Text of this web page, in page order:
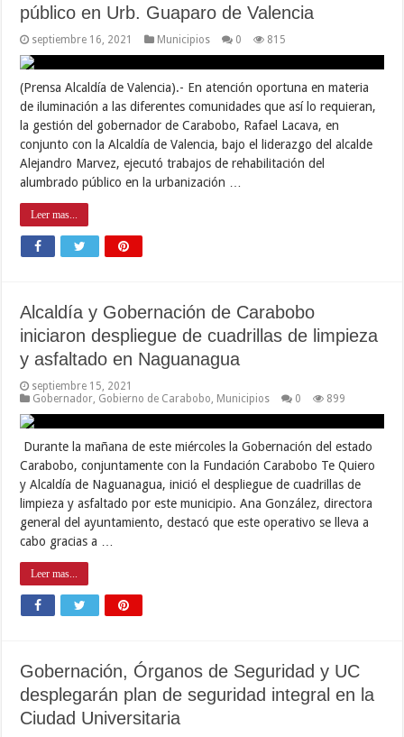
público en Urb. Guaparo de Valencia
septiembre 16, 2021 Municipios 0 815
(Prensa Alcaldía de Valencia).- En atención oportuna en materia
de iluminación a las diferentes comunidades que así lo requieran,
la gestión del gobernador de Carabobo, Rafael Lacava, en
conjunto con la Alcaldía de Valencia, bajo el liderazgo del alcalde
Alejandro Marvez, ejecutó trabajos de rehabilitación del
alumbrado público en la urbanización …
Leer mas...
Alcaldía y Gobernación de Carabobo
iniciaron despliegue de cuadrillas de limpieza
y asfaltado en Naguanagua
septiembre 15, 2021
Gobernador Gobierno de Carabobo Municipios 0 899
Durante la mañana de este miércoles la Gobernación del estado
Carabobo, conjuntamente con la Fundación Carabobo Te Quiero
y Alcaldía de Naguanagua, inició el despliegue de cuadrillas de
limpieza y asfaltado por este municipio. Ana González, directora
general del ayuntamiento, destacó que este operativo se lleva a
cabo gracias a …
Leer mas...
Gobernación, Órganos de Seguridad y UC
desplegarán plan de seguridad integral en la
Ciudad Universitaria